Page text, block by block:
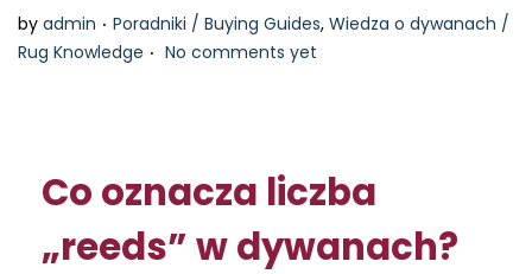
by admin . P
o
n
Poradniki / Buying Guides, Wiedza o dywanach /
Rug Knowledge . No comments yet
Co oznacza liczba
„reeds” w dywanach?